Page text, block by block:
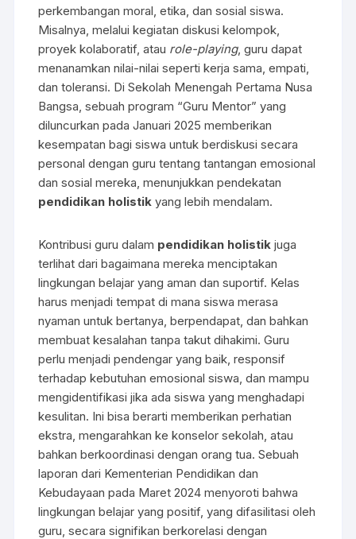
perkembangan moral, etika, dan sosial siswa.
Misalnya, melalui kegiatan diskusi kelompok,
proyek kolaboratif, atau role-playing, guru dapat
menanamkan nilai-nilai seperti kerja sama, empati,
dan toleransi. Di Sekolah Menengah Pertama Nusa
Bangsa, sebuah program “Guru Mentor” yang
diluncurkan pada Januari 2025 memberikan
kesempatan bagi siswa untuk berdiskusi secara
personal dengan guru tentang tantangan emosional
dan sosial mereka, menunjukkan pendekatan
pendidikan holistik yang lebih mendalam.
Kontribusi guru dalam pendidikan holistik juga
terlihat dari bagaimana mereka menciptakan
lingkungan belajar yang aman dan suportif. Kelas
harus menjadi tempat di mana siswa merasa
nyaman untuk bertanya, berpendapat, dan bahkan
membuat kesalahan tanpa takut dihakimi. Guru
perlu menjadi pendengar yang baik, responsif
terhadap kebutuhan emosional siswa, dan mampu
mengidentifikasi jika ada siswa yang menghadapi
kesulitan. Ini bisa berarti memberikan perhatian
ekstra, mengarahkan ke konselor sekolah, atau
bahkan berkoordinasi dengan orang tua. Sebuah
laporan dari Kementerian Pendidikan dan
Kebudayaan pada Maret 2024 menyoroti bahwa
lingkungan belajar yang positif, yang difasilitasi oleh
guru, secara signifikan berkorelasi dengan